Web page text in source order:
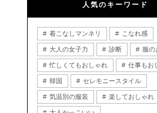
人気のキーワード
着こなしマンネリ こなれ感
大人の女子力 診断 服の
忙しくてもおしゃれ 仕事もお
韓国 セレモニースタイル
気温別の服装 楽しておしゃれ